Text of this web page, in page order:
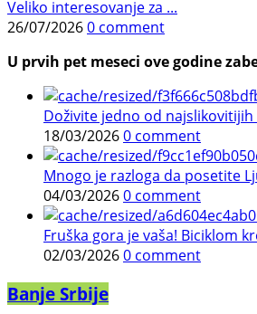
Veliko interesovanje za ...
26/07/20260 comment
U prvih pet meseci ove godine
Doživite jedno od najslikovitijih
18/03/20260 comment
Mnogo je razloga da posetite
04/03/20260 comment
Fruška gora je vaša! Biciklom
02/03/20260 comment
Banje Srbije